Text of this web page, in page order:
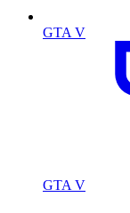
GTA V
GTA V